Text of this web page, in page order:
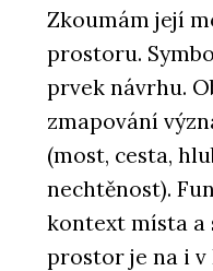
Zkoumám její
prostoru.
prvek návrhu.
zmapování
(most, cesta,
nechtěnost).
kontext místa a
prostor je na i v